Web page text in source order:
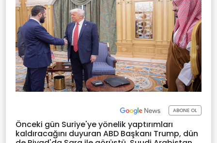
ABONE OL
Önceki gün Suriye'ye yönelik yaptırımları
kaldıracağını duyuran ABD Başkanı Trump, dün